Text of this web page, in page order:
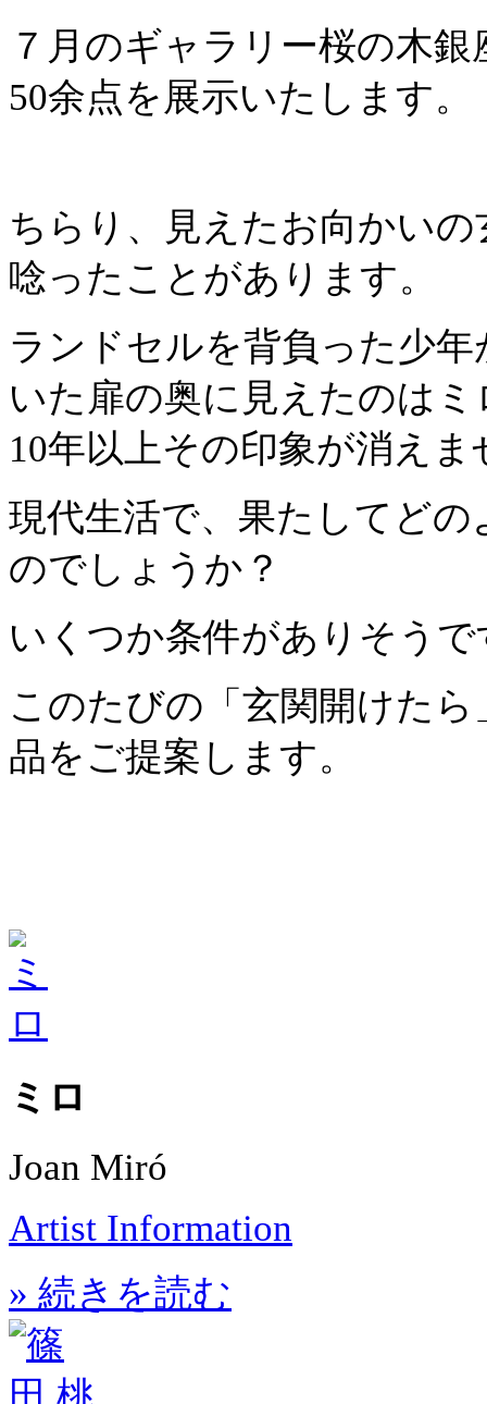
７月のギャラリー桜の木
50余点を展示いたします。
ちらり、見えたお向かい
唸ったことがあります。
ランドセルを背負った少
いた扉の奥に見えたのは
10年以上その印象が消えま
現代生活で、果たしてど
のでしょうか？
いくつか条件がありそうで
このたびの「玄関開けた
品をご提案します。
ミロ
Joan Miró
Artist Information
» 続きを読む